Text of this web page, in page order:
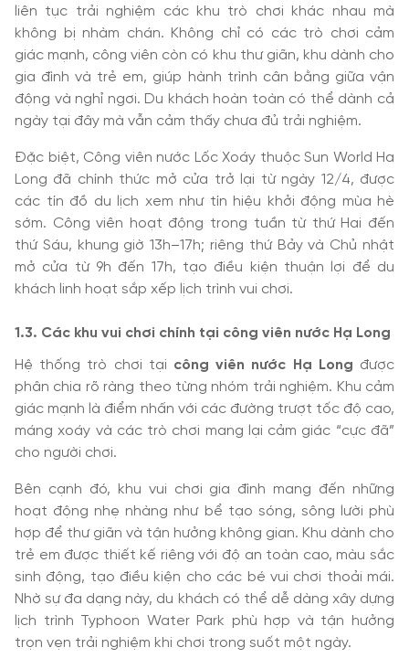
liên tục trải nghiệm các khu trò chơi khác nhau mà
không bị nhàm chán. Không chỉ có các trò chơi cảm
giác mạnh, công viên còn có khu thư giãn, khu dành cho
gia đình và trẻ em, giúp hành trình cân bằng giữa vận
động và nghỉ ngơi. Du khách hoàn toàn có thể dành cả
ngày tại đây mà vẫn cảm thấy chưa đủ trải nghiệm.
Đặc biệt, Công viên nước Lốc Xoáy thuộc Sun World Ha
Long đã chính thức mở cửa trở lại từ ngày 12/4, được
các tín đồ du lịch xem như tín hiệu khởi động mùa hè
sớm. Công viên hoạt động trong tuần từ thứ Hai đến
thứ Sáu, khung giờ 13h–17h; riêng thứ Bảy và Chủ nhật
mở cửa từ 9h đến 17h, tạo điều kiện thuận lợi để du
khách linh hoạt sắp xếp lịch trình vui chơi.
1.3. Các khu vui chơi chính tại công viên nước Hạ Long
Hệ thống trò chơi tại công viên nước Hạ Long được
phân chia rõ ràng theo từng nhóm trải nghiệm. Khu cảm
giác mạnh là điểm nhấn với các đường trượt tốc độ cao,
máng xoáy và các trò chơi mang lại cảm giác “cực đã”
cho người chơi.
Bên cạnh đó, khu vui chơi gia đình mang đến những
hoạt động nhẹ nhàng như bể tạo sóng, sông lười phù
hợp để thư giãn và tận hưởng không gian. Khu dành cho
trẻ em được thiết kế riêng với độ an toàn cao, màu sắc
sinh động, tạo điều kiện cho các bé vui chơi thoải mái.
Nhờ sự đa dạng này, du khách có thể dễ dàng xây dựng
lịch trình Typhoon Water Park phù hợp và tận hưởng
trọn vẹn trải nghiệm khi chơi trong suốt một ngày.